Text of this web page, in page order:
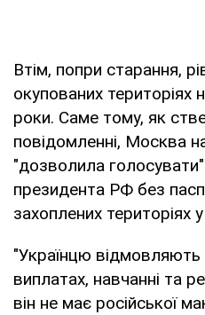
Втім, попри старання,
окупованих територіях
роки. Саме тому, як
повідомленні, Москва
"дозволила
президента РФ без
захоплених територіях
"Українцю відмовляють
виплатах, навчанні та
він не має російської